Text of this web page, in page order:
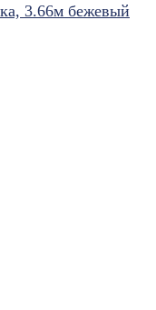
3.66м бежевый